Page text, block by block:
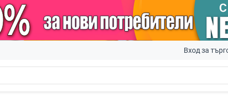
Вход за